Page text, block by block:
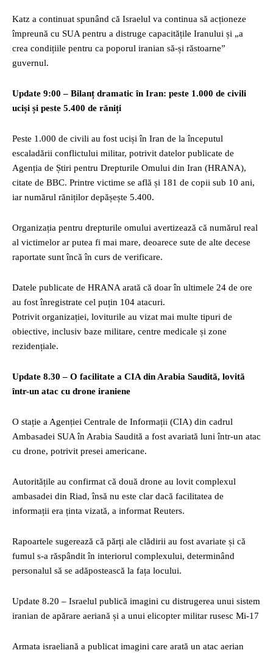
Katz a continuat spunând că Israelul va continua să acționeze
împreună cu SUA pentru a distruge capacitățile Iranului și „a
crea condițiile pentru ca poporul iranian să-și răstoarne”
guvernul.
Update 9:00 – Bilanț dramatic în Iran: peste 1.000 de civili
uciși și peste 5.400 de răniți
Peste 1.000 de civili au fost uciși în Iran de la începutul
escaladării conflictului militar, potrivit datelor publicate de
Agenția de Știri pentru Drepturile Omului din Iran (HRANA),
citate de BBC. Printre victime se află și 181 de copii sub 10 ani,
iar numărul răniților depășește 5.400.
Organizația pentru drepturile omului avertizează că numărul real
al victimelor ar putea fi mai mare, deoarece sute de alte decese
raportate sunt încă în curs de verificare.
Datele publicate de HRANA arată că doar în ultimele 24 de ore
au fost înregistrate cel puțin 104 atacuri.
Potrivit organizației, loviturile au vizat mai multe tipuri de
obiective, inclusiv baze militare, centre medicale și zone
rezidențiale.
Update 8.30 – O facilitate a CIA din Arabia Saudită, lovită
într-un atac cu drone iraniene
O stație a Agenției Centrale de Informații (CIA) din cadrul
Ambasadei SUA în Arabia Saudită a fost avariată luni într-un atac
cu drone, potrivit presei americane.
Autoritățile au confirmat că două drone au lovit complexul
ambasadei din Riad, însă nu este clar dacă facilitatea de
informații era ținta vizată, a informat Reuters.
Rapoartele sugerează că părți ale clădirii au fost avariate și că
fumul s-a răspândit în interiorul complexului, determinând
personalul să se adăpostească la fața locului.
Update 8.20 – Israelul publică imagini cu distrugerea unui sistem
iranian de apărare aeriană și a unui elicopter militar rusesc Mi-17
Armata israeliană a publicat imagini care arată un atac aerian